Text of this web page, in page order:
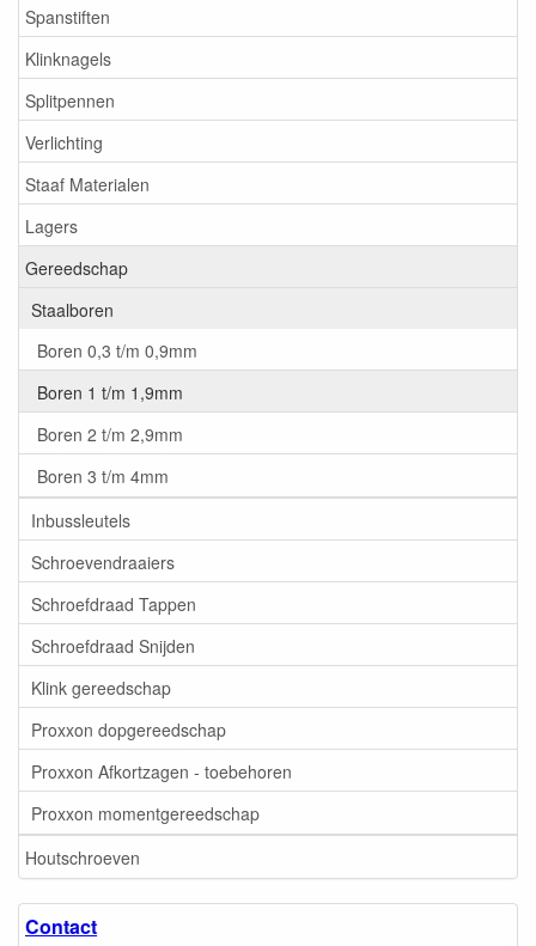
Spanstiften
Klinknagels
Splitpennen
Verlichting
Staaf Materialen
Lagers
Gereedschap
Staalboren
Boren 0,3 t/m 0,9mm
Boren 1 t/m 1,9mm
Boren 2 t/m 2,9mm
Boren 3 t/m 4mm
Inbussleutels
Schroevendraaiers
Schroefdraad Tappen
Schroefdraad Snijden
Klink gereedschap
Proxxon dopgereedschap
Proxxon Afkortzagen - toebehoren
Proxxon momentgereedschap
Houtschroeven
Contact